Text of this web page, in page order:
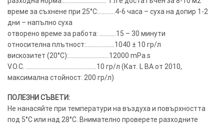
време за съхнене при 25°C:………..4-6 часа – суха на допир 1-2
дни – напълно суха
отворено време за работа: ………..15 – 30 минути
относителна плътност:……………….1040 ± 10 гр/л
вискозитет (20°C):………………………12000 mPa.s
V.O.C. ………………………………………..10 гр/л (Кат. L BA от 2010,
максимална стойност: 200 гр/л)
ПОЛЕЗНИ СЪВЕТИ:
Не нанасяйте при температури на въздуха и повърхността
под 5°C или над 28°C. Внимателно проверете разходните